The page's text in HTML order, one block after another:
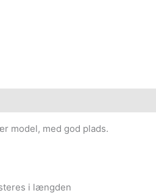
model, med god plads.
i længden